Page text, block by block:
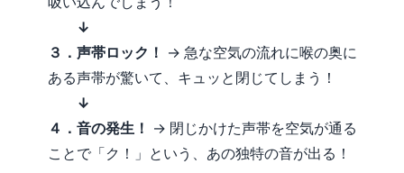
↓
３．声帯ロック！ → 急な空気の流れに喉の奥に
ある声帯が驚いて、キュッと閉じてしまう！
↓
４．音の発生！ → 閉じかけた声帯を空気が通る
ことで「ク！」という、あの独特の音が出る！